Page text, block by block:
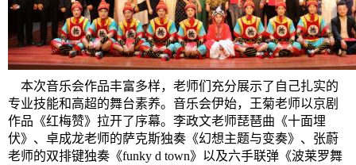
本次音乐会作品丰富多样，老师们充分展示了自己扎实的
专业技能和高超的舞台素养。音乐会伊始，王菊老师以京剧
作品《红梅赞》拉开了序幕。李政文老师琵琶曲《十面埋
伏》、卓成龙老师的萨克斯独奏《幻想主题与变奏》、张蔚
老师的双排键独奏《funky d town》以及六手联弹《波莱罗舞